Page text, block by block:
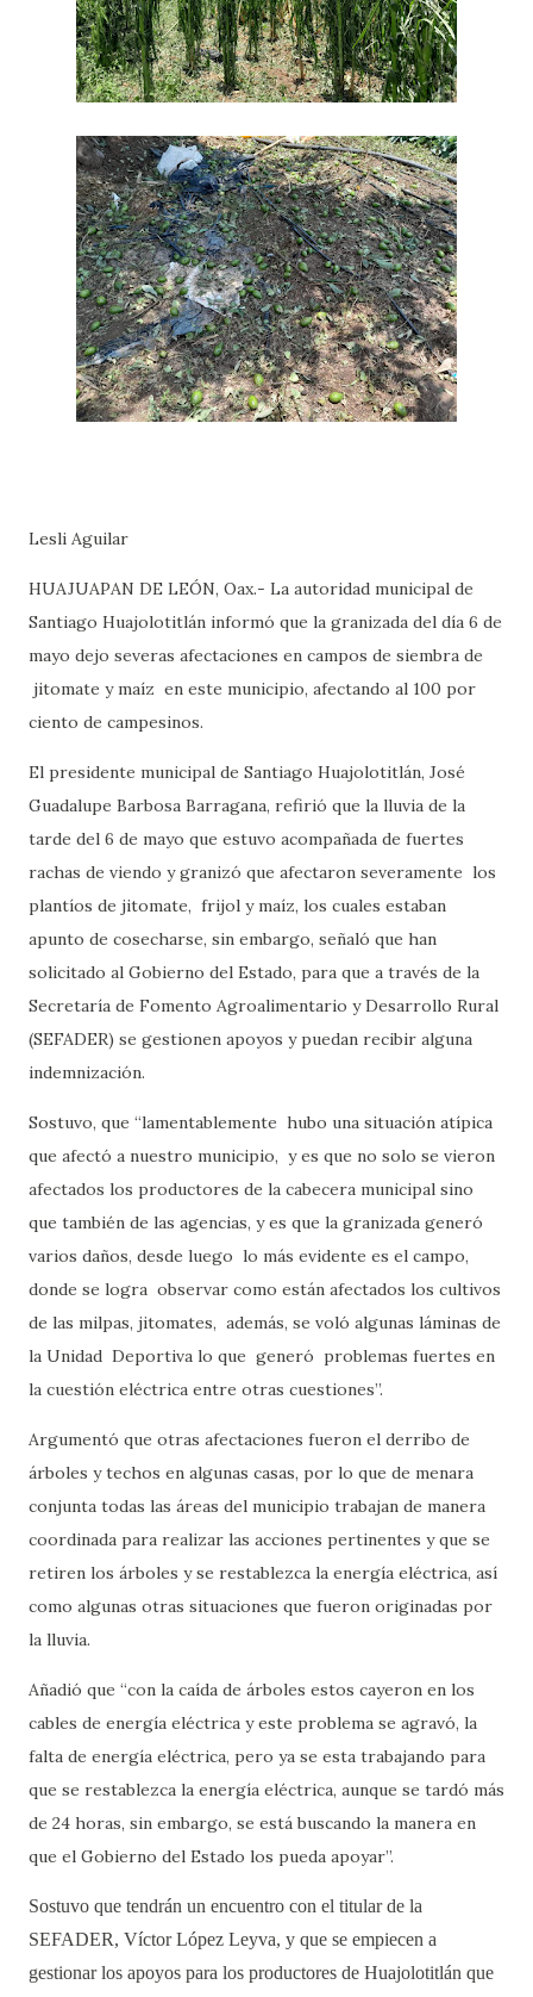
Lesli Aguilar
HUAJUAPAN DE LEÓN, Oax.- La autoridad municipal de
Santiago Huajolotitlán informó que la granizada del día 6 de
mayo dejo severas afectaciones en campos de siembra de
jitomate y maíz en este municipio, afectando al 100 por
ciento de campesinos.
El presidente municipal de Santiago Huajolotitlán, José
Guadalupe Barbosa Barragana, refirió que la lluvia de la
tarde del 6 de mayo que estuvo acompañada de fuertes
rachas de viendo y granizó que afectaron severamente los
plantíos de jitomate, frijol y maíz, los cuales estaban
apunto de cosecharse, sin embargo, señaló que han
solicitado al Gobierno del Estado, para que a través de la
Secretaría de Fomento Agroalimentario y Desarrollo Rural
(SEFADER) se gestionen apoyos y puedan recibir alguna
indemnización.
Sostuvo, que “lamentablemente hubo una situación atípica
que afectó a nuestro municipio, y es que no solo se vieron
afectados los productores de la cabecera municipal sino
que también de las agencias, y es que la granizada generó
varios daños, desde luego lo más evidente es el campo,
donde se logra observar como están afectados los cultivos
de las milpas, jitomates, además, se voló algunas láminas de
la Unidad Deportiva lo que generó problemas fuertes en
la cuestión eléctrica entre otras cuestiones”.
Argumentó que otras afectaciones fueron el derribo de
árboles y techos en algunas casas, por lo que de menara
conjunta todas las áreas del municipio trabajan de manera
coordinada para realizar las acciones pertinentes y que se
retiren los árboles y se restablezca la energía eléctrica, así
como algunas otras situaciones que fueron originadas por
la lluvia.
Añadió que “con la caída de árboles estos cayeron en los
cables de energía eléctrica y este problema se agravó, la
falta de energía eléctrica, pero ya se esta trabajando para
que se restablezca la energía eléctrica, aunque se tardó más
de 24 horas, sin embargo, se está buscando la manera en
que el Gobierno del Estado los pueda apoyar”.
Sostuvo que tendrán un encuentro con el titular de la
SEFADER, Víctor López Leyva, y que se empiecen a
gestionar los apoyos para los productores de Huajolotitlán que